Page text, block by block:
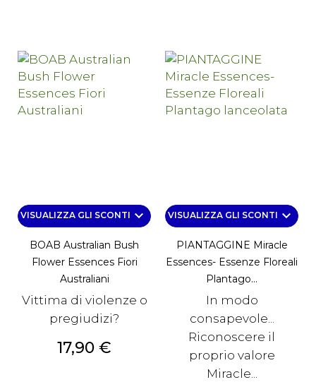
VISUALIZZA GLI SCONTI keyboard_arrow_down
BOAB Australian Bush
Flower Essences Fiori
Australiani
Vittima di violenze o
pregiudizi?
Prezzo
17,90 €
VISUALIZZA GLI SCONTI keyboard_arrow_down
PIANTAGGINE Miracle
Essences- Essenze Floreali
Plantago...
In modo
consapevole...
Riconoscere il
proprio valore
Miracle...